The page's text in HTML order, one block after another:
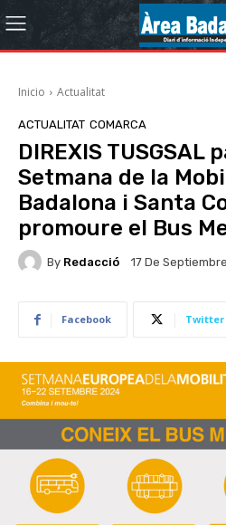
Inicio Actualitat
ACTUALITAT COMARCA
DIREXIS
Setmana de la
Badalona i Santa
promoure el Bus
By Redacció 17 De
Facebook Twitter